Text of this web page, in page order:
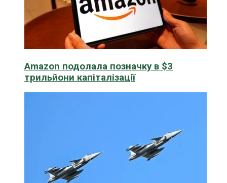
Amazon подолала позначку в $3
трильйони капіталізації